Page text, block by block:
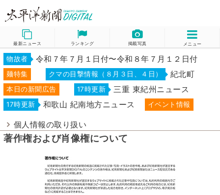
最新ニュース ランキング 掲載写真 メニュー
物故者 令和７年７月１日付〜令和８年７月１２日付
麺特集 クマの目撃情報（８月３日、４日） 紀北町
本日の新聞広告 17時更新 三重 東紀州ニュース
17時更新 和歌山 紀南地方ニュース イベント情報
個人情報の取り扱い
著作権および肖像権について